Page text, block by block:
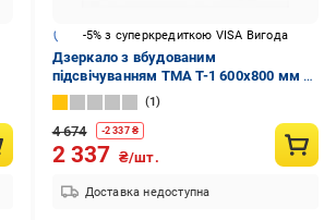
-5% з суперкредиткою VISA Вигода
Дзеркало з вбудованим
підсвічуванням ТМА Т-1 600х800 мм з
Led підсвічуванням контражур
кріплення універсальне
1
4 674 -2 337₴
2 337 ₴/шт.
Доставка недоступна